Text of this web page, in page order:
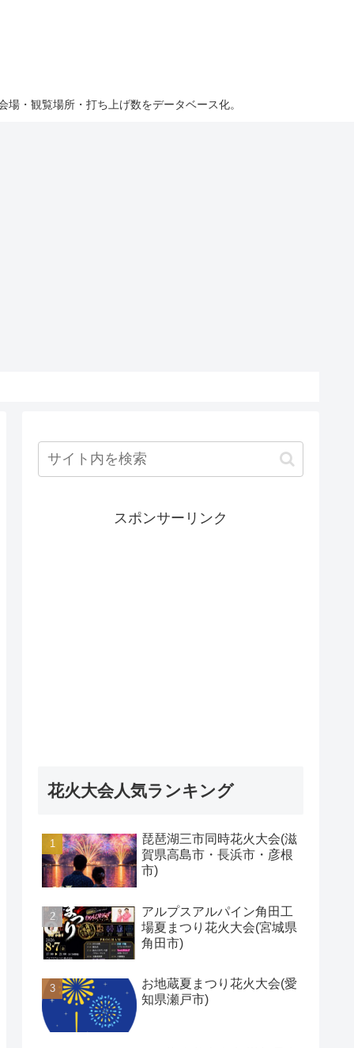
・観覧場所・打ち上げ数をデータベース化。
スポンサーリンク
花火大会人気ランキング
琵琶湖三市同時花火大会(滋
賀県高島市・長浜市・彦根
市)
アルプスアルパイン角田工
場夏まつり花火大会(宮城県
角田市)
お地蔵夏まつり花火大会(愛
知県瀬戸市)